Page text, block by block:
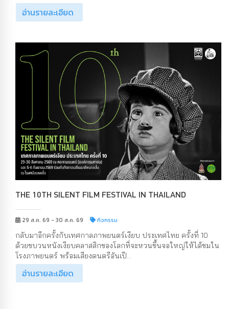
อ่านรายละเอียด
THE 10TH SILENT FILM FESTIVAL IN THAILAND
29 ส.ค. 69 - 30 ส.ค. 69 กิจกรรม
กลับมาอีกครั้งกับเทศกาลภาพยนตร์เงียบ ประเทศไทย ครั้งที่ 10
ด้วยขบวนหนังเงียบคลาสสิกของโลกที่จะหวนขึ้นจอใหญ่ให้ได้ชมใน
โรงภาพยนตร์ พร้อมเสียงดนตรีอันเปี...
อ่านรายละเอียด